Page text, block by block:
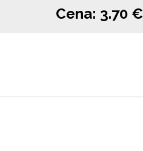
Cena: 3.70 €